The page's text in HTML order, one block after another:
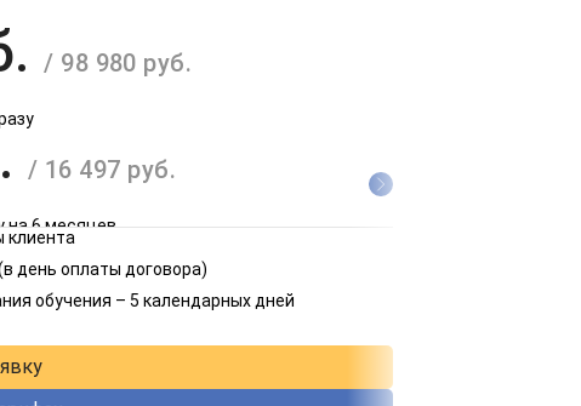
/ 98 980 руб.
/ 16 497 руб.
на 6 месяцев
/ 8 249 руб.
клиента
день оплаты договора)
обучения – 5 календарных дней